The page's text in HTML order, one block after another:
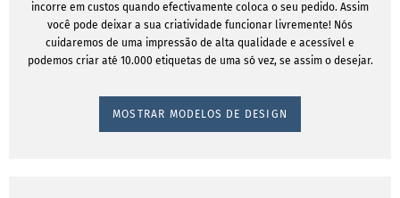
incorre em custos quando efectivamente coloca o seu pedido. Assim
você pode deixar a sua criatividade funcionar livremente! Nós
cuidaremos de uma impressão de alta qualidade e acessível e
podemos criar até 10.000 etiquetas de uma só vez, se assim o desejar.
MOSTRAR MODELOS DE DESIGN